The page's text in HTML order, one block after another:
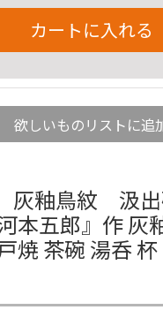
カートに入れる
欲しいものリストに追
灰釉鳥紋 汲
本五郎』作 灰
焼 茶碗 湯呑